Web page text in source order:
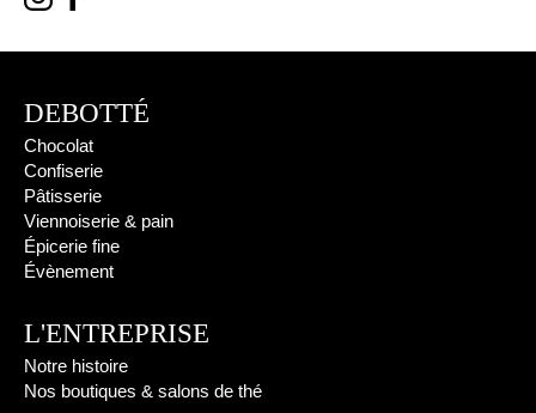
DEBOTTÉ
Chocolat
Confiserie
Pâtisserie
Viennoiserie & pain
Épicerie fine
Évènement
L'ENTREPRISE
Notre histoire
Nos boutiques & salons de thé